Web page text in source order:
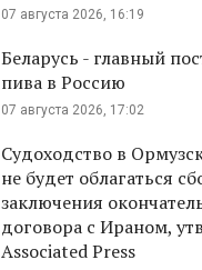
07 августа 2026, 16:19
Беларусь - главный
пива в Россию
07 августа 2026, 17:02
Судоходство в
не будет облагаться
заключения
договора с Ираном,
Associated Press